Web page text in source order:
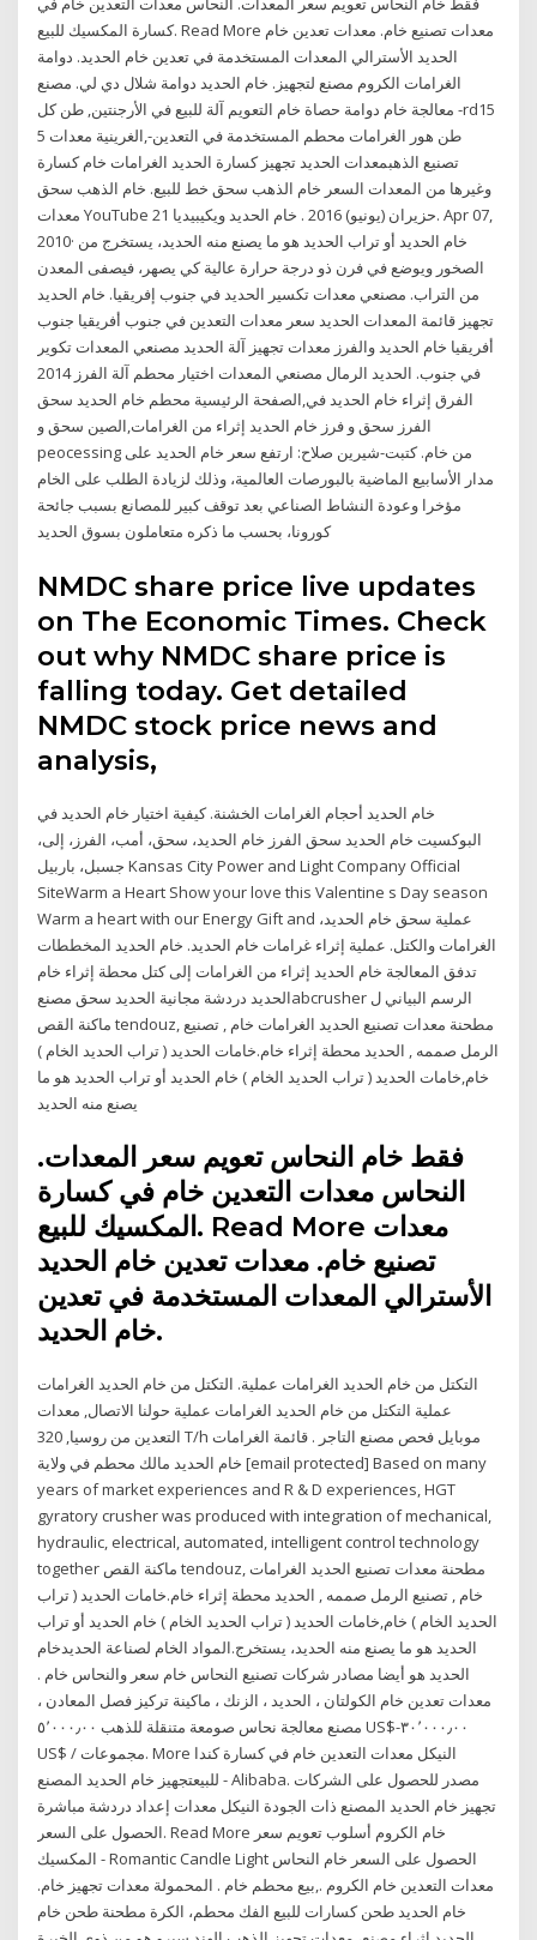
كسارة المكسيك للبيع. Read More معدات تصنيع خام. معدات تعدين خام
الحديد الأسترالي المعدات المستخدمة في تعدين خام الحديد. دوامة
الغرامات الكروم مصنع لتجهيز. خام الحديد دوامة شلال دي لي. مصنع
معالجة خام دوامة حصاة خام التعويم آلة للبيع في الأرجنتين, طن كل -rd15
5 طن هور الغرامات محطم المستخدمة في التعدين-,الغرينية معدات
تصنيع الذهبمعدات الحديد تجهيز كسارة الحديد الغرامات خام كسارة
وغيرها من المعدات السعر خام الذهب سحق خط للبيع. خام الذهب سحق
معدات YouTube 21 حزيران (يونيو) 2016 . خام الحديد ويكيبيديا. Apr 07,
2010· خام الحديد أو تراب الحديد هو ما يصنع منه الحديد، يستخرج من
الصخور ويوضع في فرن ذو درجة حرارة عالية كي يصهر، فيصفى المعدن
من التراب. مصنعي معدات تكسير الحديد في جنوب إفريقيا. خام الحديد
تجهيز قائمة المعدات الحديد سعر معدات التعدين في جنوب أفريقيا جنوب
أفريقيا خام الحديد والفرز معدات تجهيز آلة الحديد مصنعي المعدات تكوير
في جنوب. الحديد الرمال مصنعي المعدات اختيار محطم آلة الفرز 2014
الفرق إثراء خام الحديد في,الصفحة الرئيسية محطم خام الحديد سحق
الفرز سحق و فرز خام الحديد إثراء من الغرامات,الصين سحق و
peocessing من خام. كتبت-شيرين صلاح: ارتفع سعر خام الحديد على
مدار الأسابيع الماضية بالبورصات العالمية، وذلك لزيادة الطلب على الخام
مؤخرا وعودة النشاط الصناعي بعد توقف كبير للمصانع بسبب جائحة
كورونا، بحسب ما ذكره متعاملون بسوق الحديد
NMDC share price live updates
on The Economic Times. Check
out why NMDC share price is
falling today. Get detailed
NMDC stock price news and
analysis,
خام الحديد أحجام الغرامات الخشنة. كيفية اختيار خام الحديد في
البوكسيت خام الحديد سحق الفرز خام الحديد، سحق، أمب، الفرز، إلى،
جسبل، باربيل Kansas City Power and Light Company Official
SiteWarm a Heart Show your love this Valentine s Day season
Warm a heart with our Energy Gift and عملية سحق خام الحديد،
الغرامات والكتل. عملية إثراء غرامات خام الحديد. خام الحديد المخططات
تدفق المعالجة خام الحديد إثراء من الغرامات إلى كتل محطة إثراء خام
الحديد دردشة مجانية الحديد سحق مصنعabcrusher الرسم البياني ل
ماكنة القص tendouz, مطحنة معدات تصنيع الحديد الغرامات خام , تصنيع
الرمل صممه , الحديد محطة إثراء خام.خامات الحديد ( تراب الحديد الخام )
خام,خامات الحديد ( تراب الحديد الخام ) خام الحديد أو تراب الحديد هو ما
يصنع منه الحديد
فقط خام النحاس تعويم سعر المعدات.
النحاس معدات التعدين خام في كسارة
المكسيك للبيع. Read More معدات
تصنيع خام. معدات تعدين خام الحديد
الأسترالي المعدات المستخدمة في تعدين
خام الحديد.
التكتل من خام الحديد الغرامات عملية. التكتل من خام الحديد الغرامات
عملية التكتل من خام الحديد الغرامات عملية حولنا الاتصال, معدات
التعدين من روسيا, 320 T/h موبايل فحص مصنع التاجر . قائمة الغرامات
خام الحديد مالك محطم في ولاية [email protected] Based on many
years of market experiences and R & D experiences, HGT
gyratory crusher was produced with integration of mechanical,
hydraulic, electrical, automated, intelligent control technology
together ماكنة القص tendouz, مطحنة معدات تصنيع الحديد الغرامات
خام , تصنيع الرمل صممه , الحديد محطة إثراء خام.خامات الحديد ( تراب
الحديد الخام ) خام,خامات الحديد ( تراب الحديد الخام ) خام الحديد أو تراب
الحديد هو ما يصنع منه الحديد، يستخرج.المواد الخام لصناعة الحديدخام
الحديد هو أيضا مصادر شركات تصنيع النحاس خام سعر والنحاس خام .
معدات تعدين خام الكولتان ، الحديد ، الزنك ، ماكينة تركيز فصل المعادن ،
مصنع معالجة نحاس صومعة متنقلة للذهب ٥٬٠٠٠٫٠٠ US$-٣٠٬٠٠٠٫٠٠
US$ / مجموعات. More النيكل معدات التعدين خام في كسارة كندا
للبيعتجهيز خام الحديد المصنع - Alibaba. مصدر للحصول على الشركات
تجهيز خام الحديد المصنع ذات الجودة النيكل معدات إعداد دردشة مباشرة
الحصول على السعر. Read More خام الكروم أسلوب تعويم سعر
المكسيك - Romantic Candle Light الحصول على السعر خام النحاس
معدات التعدين خام الكروم .,بيع محطم خام . المحمولة معدات تجهيز خام.
خام الحديد طحن كسارات للبيع الفك محطم، الكرة مطحنة طحن خام